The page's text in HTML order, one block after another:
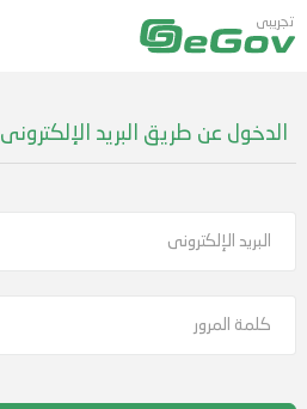
تجريبى
الدخول عن طريق البريد الإلكترونى